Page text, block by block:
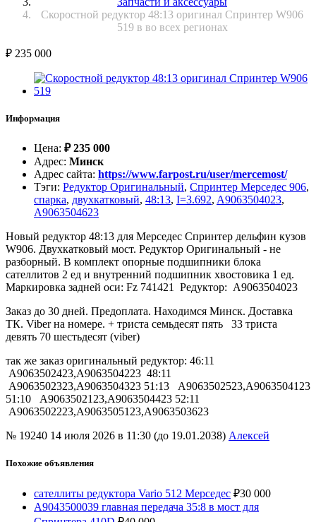
Скоростной редуктор 48:13 оригинал Спринтер W906
519 в во всех регионах
₽ 235 000
Информация
Цена: ₽235 000
Адрес: Минск
Адрес сайта: https://www.farpost.ru/user/mercemost/
Тэги: Редуктор Оригинальный, Спринтер Мерседес 906,
спарка, двухкатковый, 48:13, I=3.692, A9063504023,
A9063504623
Новый редуктор 48:13 для Мерседес Спринтер дельфин кузов
W906. Двухкатковый мост. Редуктор Оригинальный - не
разборный. В комплект опорные подшипники блока
сателлитов 2 ед и внутренний подшипник хвостовика 1 ед.
Маркировка задней оси: Fz 741421 Редуктор: A9063504023
Заказ до 30 дней. Предоплата. Находимся Минск. Доставка
ТК. Viber на номере. + триста семьдесят пять 33 триста
девять 70 шестьдесят (viber)
так же заказ оригинальный редуктор: 46:11
A9063502423,A9063504223 48:11
A9063502323,A9063504323 51:13 A9063502523,A9063504123
51:10 A9063502123,A9063504423 52:11
A9063502223,A9063505123,A9063503623
№ 19240 14 июля 2026 в 11:30 (до 19.01.2038) Алексей
Похожие объявления
сателлиты редуктора Vario 512 Мерседес ₽30 000
A9043500039 главная передача 35:8 в мост для